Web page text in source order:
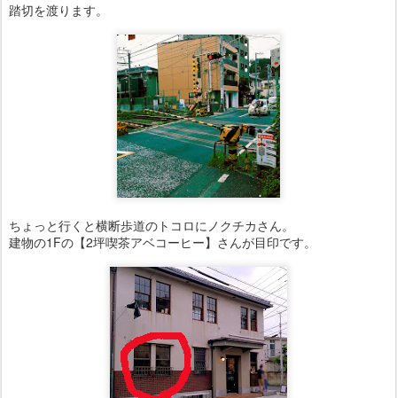
踏切を渡ります。
ちょっと行くと横断歩道のトコロにノクチカさん。
建物の1Fの【2坪喫茶アベコーヒー】さんが目印です。